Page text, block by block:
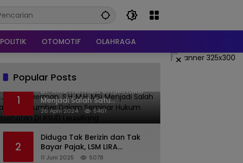
POLITIK OTOMOTIF OLAHRAGA
×
Popular Posts
1
Dr. KMS Herman, S.H.,M.H.,MSi
Menjadi Salah Satu
Narasumber Dalam Seminar
Hukum kesehatan Di RSUD
26 April 2024 5461
2
Diduga Tak Berizin dan Tak
Bayar Pajak, LSM LIRA
Laporkan Santerra de
11 Juni 2025 5078